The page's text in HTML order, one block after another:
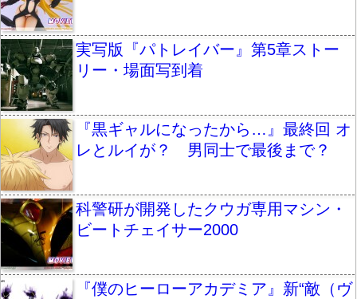
実写版『パトレイバー』第5章ストー
リー・場面写到着
『黒ギャルになったから…』最終回 オ
レとルイが？ 男同士で最後まで？
科警研が開発したクウガ専用マシン・
ビートチェイサー2000
『僕のヒーローアカデミア』新“敵（ヴ